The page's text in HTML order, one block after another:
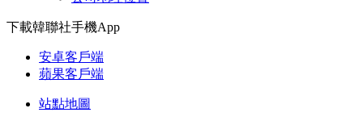
下載韓聯社手機App
安卓客戶端
蘋果客戶端
站點地圖